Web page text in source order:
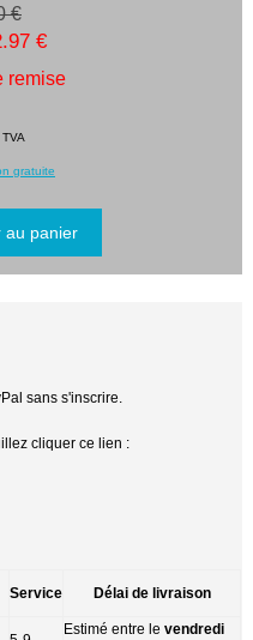
€
€
remise
gratuite
sans s'inscrire.
cliquer ce lien :
Service Délai de livraison
Estimé entre levendredi